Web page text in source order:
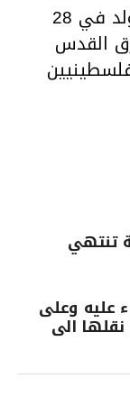
الدكتور صائب محمد صالح عريقات وُلد في 28
شرق القدس
تنتهي
عليه وعلى
نقلها الى